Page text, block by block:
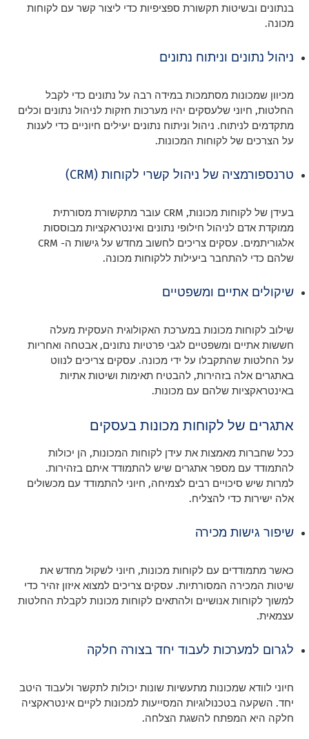
בנתונים ובשיטות תקשורת ספציפיות כדי ליצור קשר עם לקוחות
מכונה.
ניהול נתונים וניתוח נתונים
מכיוון שמכונות מסתמכות במידה רבה על נתונים כדי לקבל
החלטות, חיוני שלעסקים יהיו מערכות חזקות לניהול נתונים וכלים
מתקדמים לניתוח. ניהול וניתוח נתונים יעילים חיוניים כדי לענות
על הצרכים של לקוחות המכונות.
טרנספורמציה של ניהול קשרי לקוחות (CRM)
בעידן של לקוחות מכונות, CRM עובר מתקשורת מסורתית
ממוקדת אדם לניהול חילופי נתונים ואינטראקציות מבוססות
אלגוריתמים. עסקים צריכים לחשוב מחדש על גישות ה- CRM
שלהם כדי להתחבר ביעילות ללקוחות מכונה.
שיקולים אתיים ומשפטיים
שילוב לקוחות מכונות במערכת האקולוגית העסקית מעלה
חששות אתיים ומשפטיים לגבי פרטיות נתונים, אבטחה ואחריות
על החלטות שהתקבלו על ידי מכונה. עסקים צריכים לנווט
באתגרים אלה בזהירות, להבטיח תאימות ושיטות אתיות
באינטראקציות שלהם עם מכונות.
אתגרים של לקוחות מכונות בעסקים
ככל שחברות מאמצות את עידן לקוחות המכונות, הן יכולות
להתמודד עם מספר אתגרים שיש להתמודד איתם בזהירות.
למרות שיש סיכויים רבים לצמיחה, חיוני להתמודד עם מכשולים
אלה ישירות כדי להצליח.
שיפור גישות מכירה
כאשר מתמודדים עם לקוחות מכונות, חיוני לשקול מחדש את
שיטות המכירה המסורתיות. עסקים צריכים למצוא איזון זהיר כדי
למשוך לקוחות אנושיים ולהתאים לקוחות מכונות לקבלת החלטות
עצמאית.
לגרום למערכות לעבוד יחד בצורה חלקה
חיוני לוודא שמכונות מתעשיות שונות יכולות לתקשר ולעבוד היטב
יחד. השקעה בטכנולוגיות המסייעות למכונות לקיים אינטראקציה
חלקה היא המפתח להשגת הצלחה.